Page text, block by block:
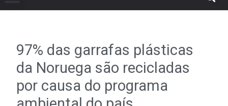
97% das garrafas plásticas
da Noruega são recicladas
por causa do programa